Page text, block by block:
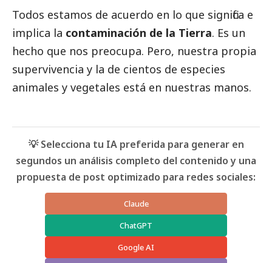
Todos estamos de acuerdo en lo que significa e
implica la contaminación de la Tierra. Es un
hecho que nos preocupa. Pero, nuestra propia
supervivencia y la de cientos de especies
animales y vegetales está en nuestras manos.
💡 Selecciona tu IA preferida para generar en
segundos un análisis completo del contenido y una
propuesta de post optimizado para redes sociales:
Claude
ChatGPT
Google AI